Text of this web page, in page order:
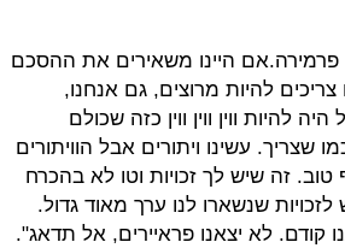
פרמירה.אם היינו משאירים את ההסכם
להיות מרוצים, גם אנחנו,
ווין ווין ווין כזה שכולם
שצריך. עשינו ויתורים אבל הוויתורים
זה שיש לך זכויות וטו לא בהכרח
שנשארו לנו ערך מאוד גדול.
לא יצאנו פראיירים, אל תדאג".